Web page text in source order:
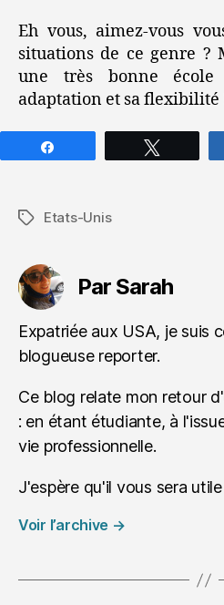
Eh vous, aimez-vous
situations de ce genre ?
une très bonne
adaptation et sa flexibilité
Étiquettes
Etats-Unis
Par Sarah
Expatriée aux USA, je suis
blogueuse reporter.
Ce blog relate mon retour
: en étant étudiante, à
vie professionnelle.
J'espère qu'il vous sera utile
Voir l’archive →